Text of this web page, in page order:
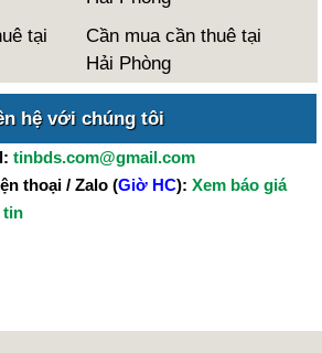
tại
Cần mua cần thuê tại
Hải Phòng
hệ với chúng tôi
tinbds.com@gmail.com
thoại / Zalo (Giờ HC): Xem báo giá
tin